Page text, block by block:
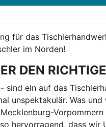
für das
im Norden!
DEN
sind ein auf das
unspektakulär. Was
hervorragend, dass